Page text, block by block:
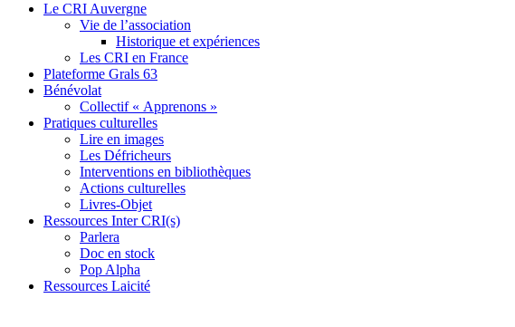
Le CRI Auvergne
Vie de l’association
Historique et expériences
Les CRI en France
Plateforme Grals 63
Bénévolat
Collectif « Apprenons »
Pratiques culturelles
Lire en images
Les Défricheurs
Interventions en bibliothèques
Actions culturelles
Livres-Objet
Ressources Inter CRI(s)
Parlera
Doc en stock
Pop Alpha
Ressources Laicité